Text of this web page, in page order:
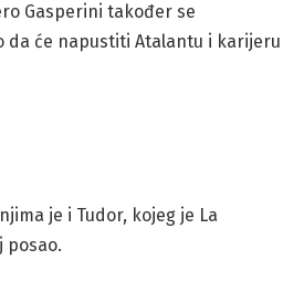
Gasperini također se
da će napustiti Atalantu i karijeru
je i Tudor, kojeg je La
posao.